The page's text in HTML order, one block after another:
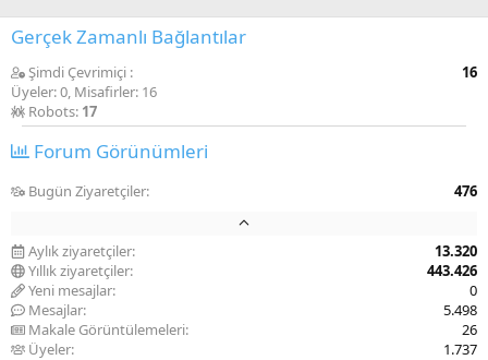
Gerçek Zamanlı Bağlantılar
Şimdi Çevrimiçi
16
Üyeler: 0, Misafirler: 16
Robots: 17
Forum Görünümleri
Bugün Ziyaretçiler 476
Aylık ziyaretçiler
13.320
Yıllık ziyaretçiler
443.426
Yeni mesajlar
0
Mesajlar
5.498
Makale Görüntülemeleri
26
Üyeler
1.737